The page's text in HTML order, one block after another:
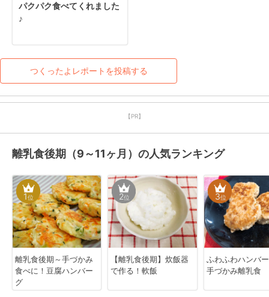
パクパク食べてくれました
♪
つくったよレポートを投稿する
【PR】
離乳食後期（9～11ヶ月）の人気ランキング
1位
離乳食後期～手づかみ
食べに！豆腐ハンバー
グ
2位
【離乳食後期】炊飯器
で作る！軟飯
3位
ふわふわハンバ
手づかみ離乳食